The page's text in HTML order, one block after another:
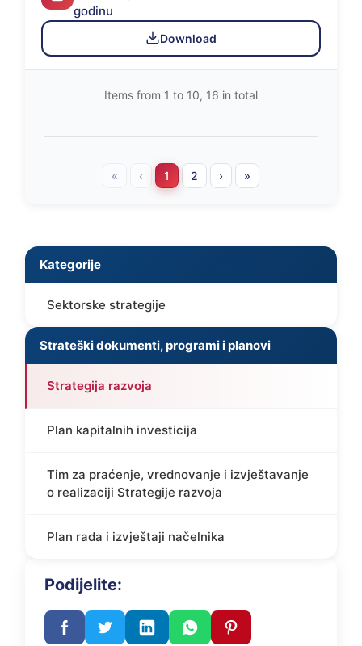
godinu
Download
Items from 1 to 10, 16 in total
« ‹ 1 2 › »
Kategorije
Sektorske strategije
Strateški dokumenti, programi i planovi
Strategija razvoja
Plan kapitalnih investicija
Tim za praćenje, vrednovanje i izvještavanje
o realizaciji Strategije razvoja
Plan rada i izvještaji načelnika
Podijelite: